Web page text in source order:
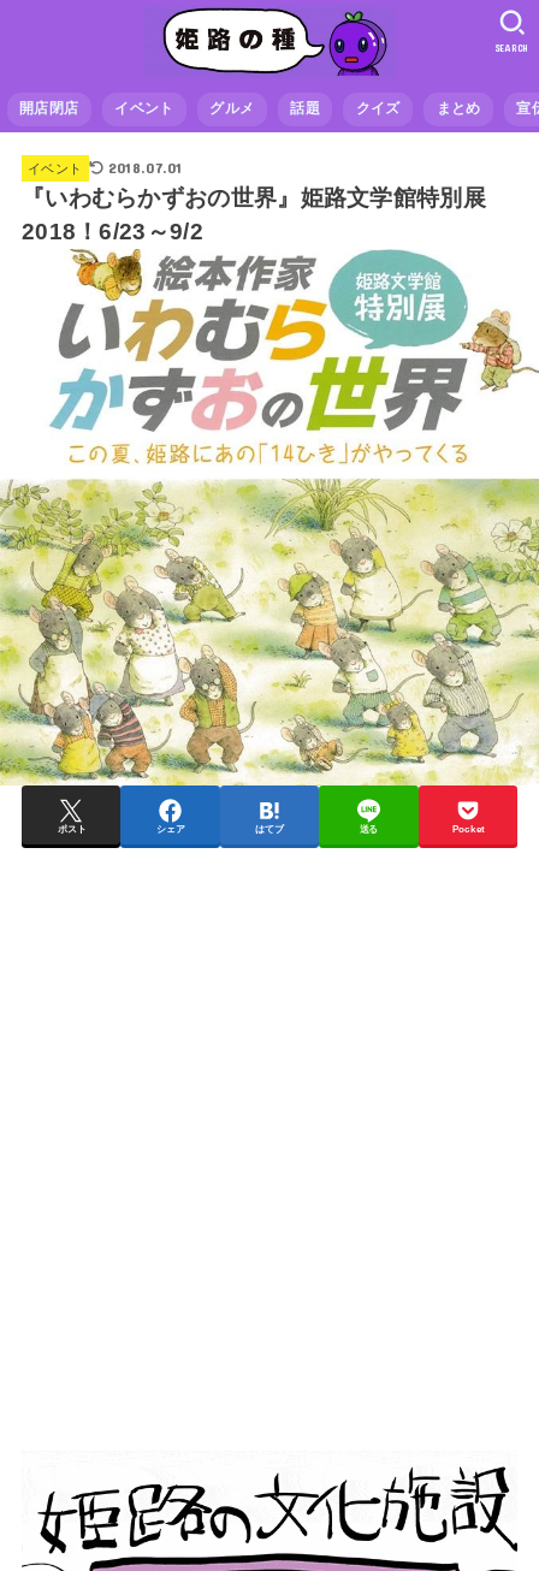
開店閉店 イベント グルメ 話題 クイズ まとめ 宣
SEARCH
イベント 2018.07.01
『いわむらかずおの世界』姫路文学館特別展
2018！6/23～9/2
ポスト シェア はてブ 送る Pocket